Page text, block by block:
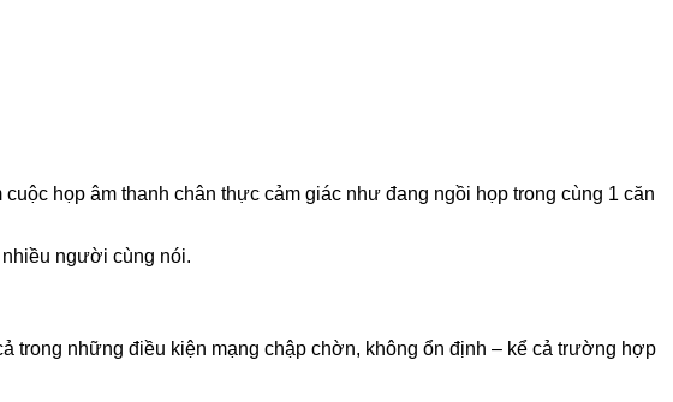
họp âm thanh chân thực cảm giác như đang ngồi họp trong cùng 1 căn
người cùng nói.
trong những điều kiện mạng chập chờn, không ổn định – kể cả trường hợp